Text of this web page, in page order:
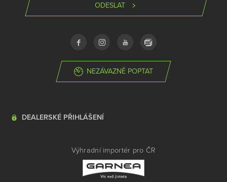
ODESLAT
NEZÁVAZNĚ POPTAT
DEALERSKÉ PŘIHLÁŠENÍ
Výhradní importér pro ČR